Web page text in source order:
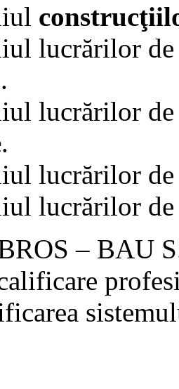
in constructii, inspectii si uitati de
bine
in constructii, inspectii si uitati de
bine
mearga bine
in constructii, inspectii si uitati de
lucrărilor
.
lucrărilor
.
lucrărilor
lucrărilor
– BAU